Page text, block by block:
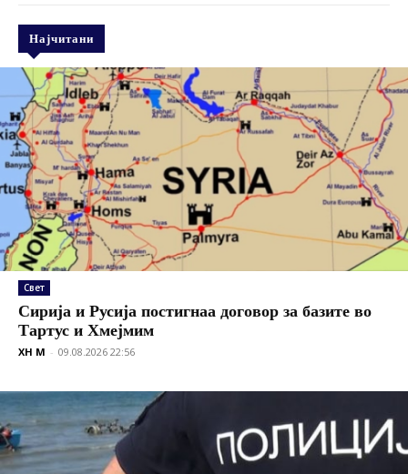
Најчитани
Свет
Сирија и Русија постигнаа договор за базите во
Тартус и Хмејмим
XH M - 09.08.2026 22:56